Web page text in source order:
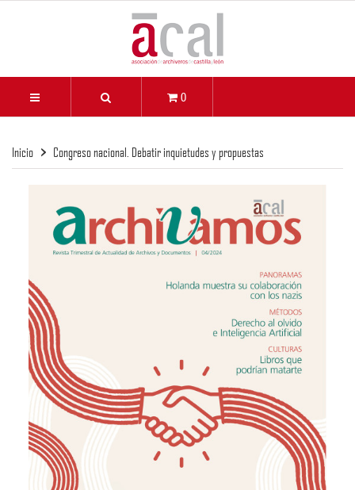
0
Inicio Congreso nacional. Debatir inquietudes y propuestas